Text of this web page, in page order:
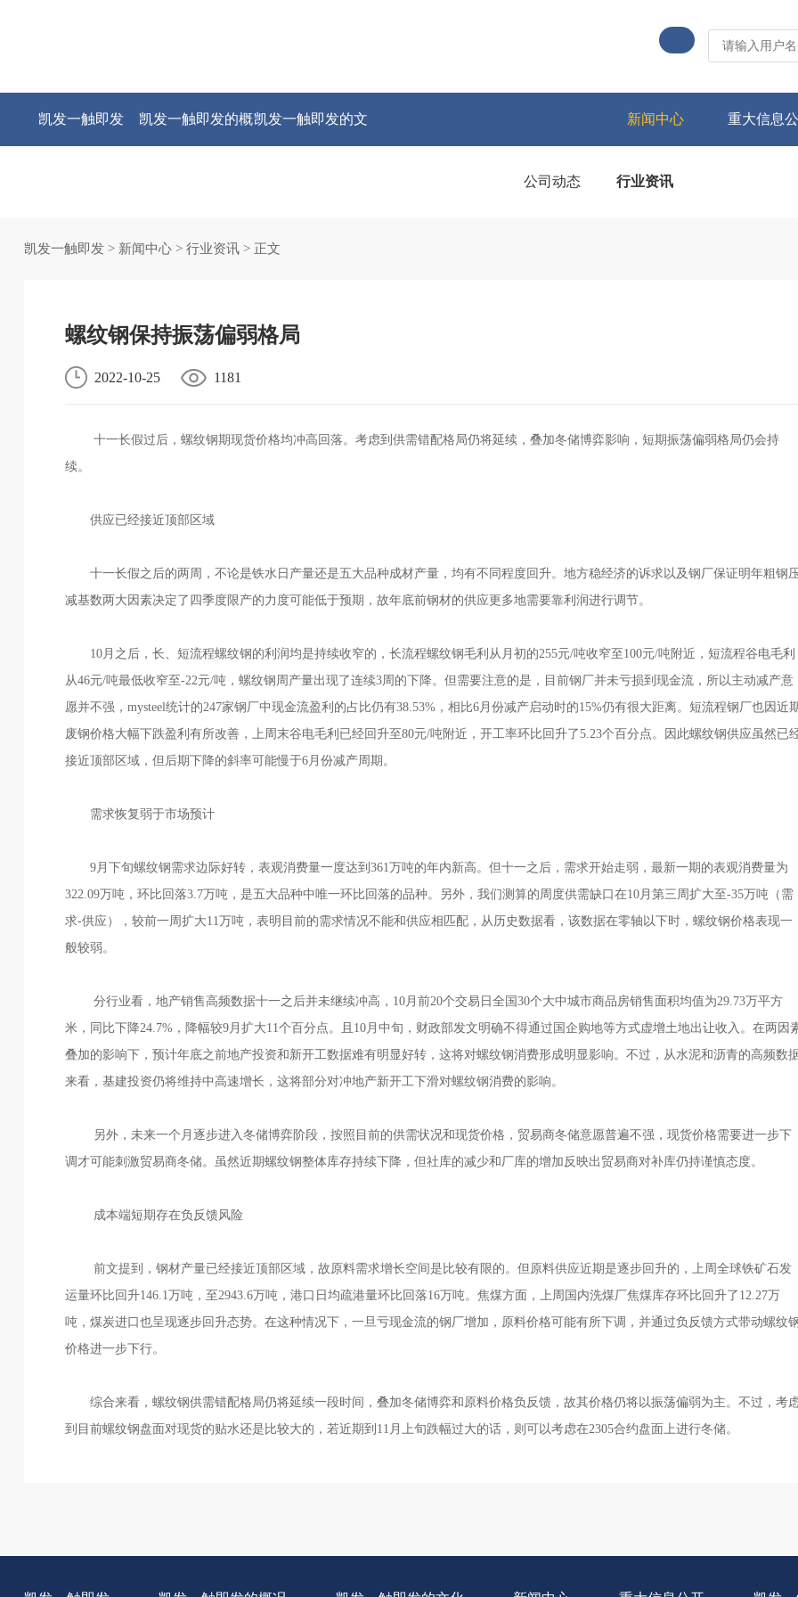
凯发一触即发 凯发一触即发的概凯发一触即发的文 新闻中心 重大信息
公司动态 行业资讯
凯发一触即发> 新闻中心> 行业资讯> 正文
螺纹钢保持振荡偏弱格局
2022-10-25 1181
十一长假过后，螺纹钢期现货价格均冲高回落。考虑到供需错配格局仍将延续，叠加冬储博弈影响，短期振荡偏弱格局仍会持
续。
供应已经接近顶部区域
十一长假之后的两周，不论是铁水日产量还是五大品种成材产量，均有不同程度回升。地方稳经济的诉求以及钢厂保证明年粗钢
减基数两大因素决定了四季度限产的力度可能低于预期，故年底前钢材的供应更多地需要靠利润进行调节。
10月之后，长、短流程螺纹钢的利润均是持续收窄的，长流程螺纹钢毛利从月初的255元/吨收窄至100元/吨附近，短流程谷电毛利
从46元/吨最低收窄至-22元/吨，螺纹钢周产量出现了连续3周的下降。但需要注意的是，目前钢厂并未亏损到现金流，所以主动减产意
愿并不强，mysteel统计的247家钢厂中现金流盈利的占比仍有38.53%，相比6月份减产启动时的15%仍有很大距离。短流程钢厂也因近
废钢价格大幅下跌盈利有所改善，上周末谷电毛利已经回升至80元/吨附近，开工率环比回升了5.23个百分点。因此螺纹钢供应虽然已
接近顶部区域，但后期下降的斜率可能慢于6月份减产周期。
需求恢复弱于市场预计
9月下旬螺纹钢需求边际好转，表观消费量一度达到361万吨的年内新高。但十一之后，需求开始走弱，最新一期的表观消费量为
322.09万吨，环比回落3.7万吨，是五大品种中唯一环比回落的品种。另外，我们测算的周度供需缺口在10月第三周扩大至-35万吨（需
求-供应），较前一周扩大11万吨，表明目前的需求情况不能和供应相匹配，从历史数据看，该数据在零轴以下时，螺纹钢价格表现一
般较弱。
分行业看，地产销售高频数据十一之后并未继续冲高，10月前20个交易日全国30个大中城市商品房销售面积均值为29.73万平方
米，同比下降24.7%，降幅较9月扩大11个百分点。且10月中旬，财政部发文明确不得通过国企购地等方式虚增土地出让收入。在两因
叠加的影响下，预计年底之前地产投资和新开工数据难有明显好转，这将对螺纹钢消费形成明显影响。不过，从水泥和沥青的高频数
来看，基建投资仍将维持中高速增长，这将部分对冲地产新开工下滑对螺纹钢消费的影响。
另外，未来一个月逐步进入冬储博弈阶段，按照目前的供需状况和现货价格，贸易商冬储意愿普遍不强，现货价格需要进一步下
调才可能刺激贸易商冬储。虽然近期螺纹钢整体库存持续下降，但社库的减少和厂库的增加反映出贸易商对补库仍持谨慎态度。
成本端短期存在负反馈风险
前文提到，钢材产量已经接近顶部区域，故原料需求增长空间是比较有限的。但原料供应近期是逐步回升的，上周全球铁矿石发
运量环比回升146.1万吨，至2943.6万吨，港口日均疏港量环比回落16万吨。焦煤方面，上周国内洗煤厂焦煤库存环比回升了12.27万
吨，煤炭进口也呈现逐步回升态势。在这种情况下，一旦亏现金流的钢厂增加，原料价格可能有所下调，并通过负反馈方式带动螺纹
价格进一步下行。
综合来看，螺纹钢供需错配格局仍将延续一段时间，叠加冬储博弈和原料价格负反馈，故其价格仍将以振荡偏弱为主。不过，考
到目前螺纹钢盘面对现货的贴水还是比较大的，若近期到11月上旬跌幅过大的话，则可以考虑在2305合约盘面上进行冬储。